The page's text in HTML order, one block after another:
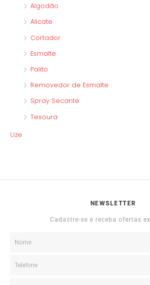
Algodão
Alicate
Cortador
Esmalte
Palito
Removedor de Esmalte
Spray Secante
Tesoura
Uze
NEWSLETTER
Cadastre-se e receba ofertas